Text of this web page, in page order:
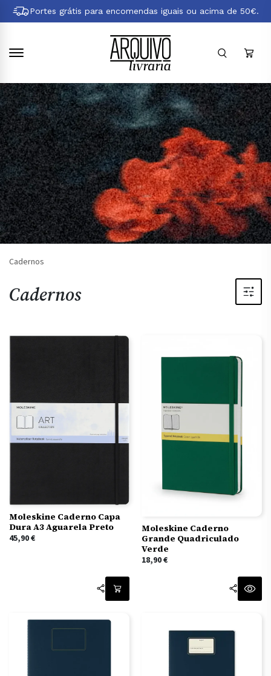
Pular
para
principal
Portes grátis para encomendas iguais ou acima de 50€.
Cadernos
Cadernos
Moleskine Caderno Capa
Dura A3 Aguarela Preto
45,90€
Moleskine Caderno
Grande Quadriculado
Verde
18,90€